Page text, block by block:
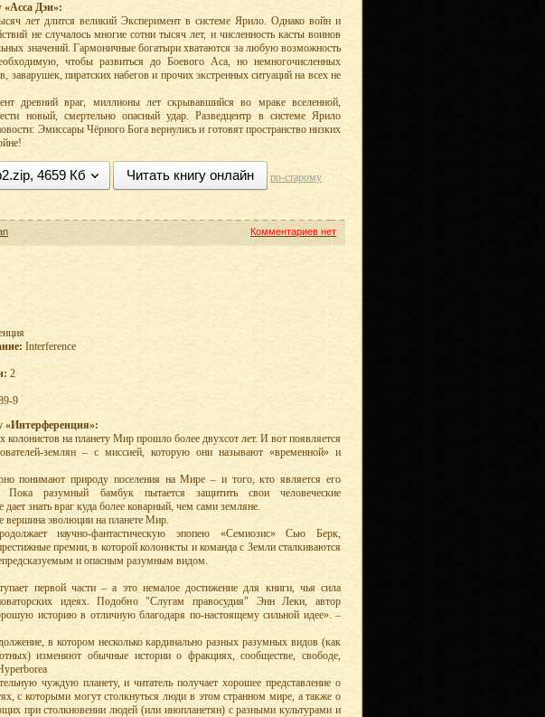
Дэи»:
лет длится великий Эксперимент в системе Ярило. Однако войн и
не случалось многие сотни тысяч лет, и численность касты воинов
значений. Гармоничные богатыри хватаются за любую возможность
чтобы развиться до Боевого Аса, но немногочисленных
заварушек, пиратских набегов и прочих экстренных ситуаций на всех не
древний враг, миллионы лет скрывавшийся во мраке вселенной,
новый, смертельно опасный удар. Разведцентр в системе Ярило
Эмиссары Чёрного Бога вернулись и готовят пространство низких
4659 Кб Читать книгу онлайн по-старому
Комментариев нет
Interference
2
9
«Интерференция»:
колонистов на планету Мир прошло более двухсот лет. И вот появляется
землян – с миссией, которую они называют «временной» и
понимают природу поселения на Мире – и того, кто является его
Пока разумный бамбук пытается защитить свои человеческие
дает знать враг куда более коварный, чем сами земляне.
вершина эволюции на планете Мир.
научно-фантастическую эпопею «Семиозис» Сью Берк,
премии, в которой колонисты и команда с Земли сталкиваются
и опасным разумным видом.
первой части – а это немалое достижение для книги, чья сила
идеях. Подобно "Слугам правосудия" Энн Леки, автор
историю в отличную благодаря по-настоящему сильной идее». –
в котором несколько кардинально разных разумных видов (как
изменяют обычные истории о фракциях, сообществе, свободе,
чуждую планету, и читатель получает хорошее представление о
с которыми могут столкнуться люди в этом странном мире, а также о
при столкновении людей (или инопланетян) с разными культурами и